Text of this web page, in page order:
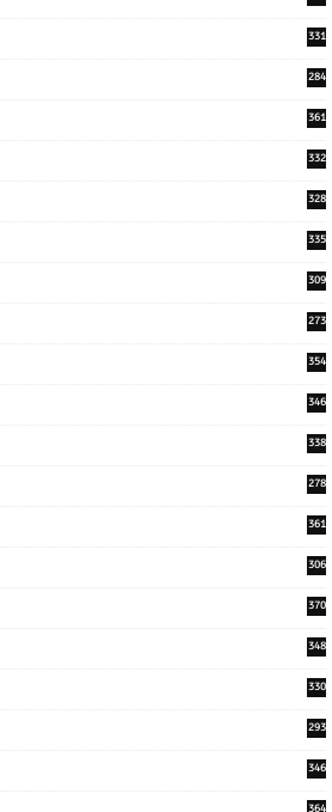
331
284
361
332
328
335
309
273
354
346
338
278
361
306
370
348
330
293
346
364